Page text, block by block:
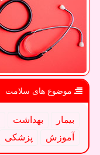
موضوع های سلامت
بیمار بهداشت
آموزش
پزشكی